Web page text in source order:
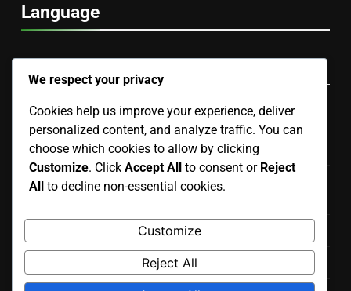
Language
Budgetisation de la Publicité Display
Formats créatifs de publicité display
Meilleures Pratiques de Conformité pour la Publicité
Mesure du succès de la publicité display
Options de Ciblage pour la Publicité Display
We respect your privacy
Cookies help us improve your experience, deliver
personalized content, and analyze traffic. You can
choose which cookies to allow by clicking
Customize. Click Accept All to consent or Reject
All to decline non-essential cookies.
Customize
Reject All